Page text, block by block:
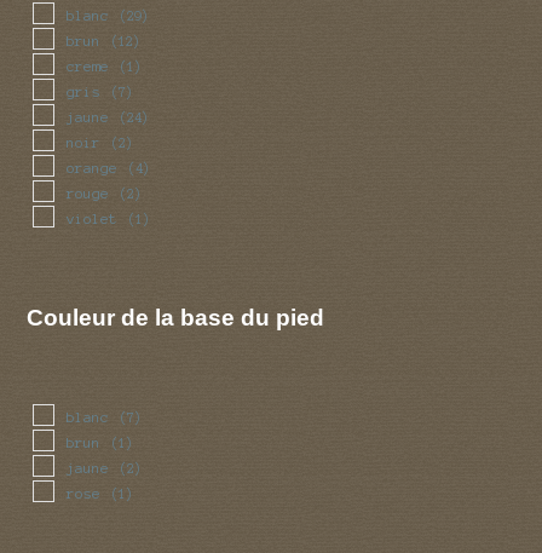
blanc (29)
brun (12)
creme (1)
gris (7)
jaune (24)
noir (2)
orange (4)
rouge (2)
violet (1)
Couleur de la base du pied
blanc (7)
brun (1)
jaune (2)
rose (1)